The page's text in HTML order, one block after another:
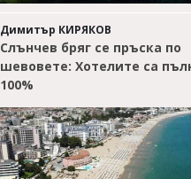
Димитър КИРЯКОВ
Слънчев бряг се пръска по
шевовете: Хотелите са
100%